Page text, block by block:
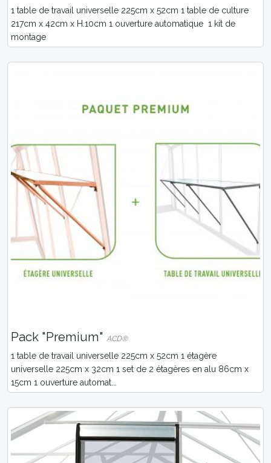
1 table de travail universelle 225cm x 52cm 1 table de culture
217cm x 42cm x H.10cm 1 ouverture automatique 1 kit de
montage
Pack "Premium" ACD®
1 table de travail universelle 225cm x 52cm 1 étagère
universelle 225cm x 32cm 1 set de 2 étagères en alu 86cm x
15cm 1 ouverture automat...